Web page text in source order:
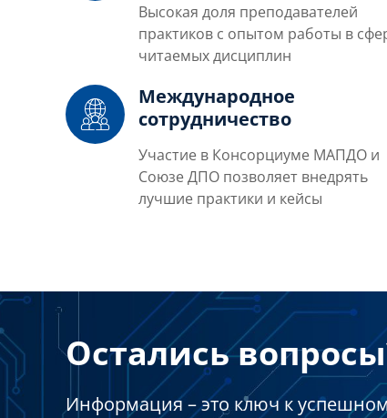
Высокая доля преподавателей
практиков с опытом работы в
читаемых дисциплин
Международное
сотрудничество
Участие в Консорциуме МАПДО и
Союзе ДПО позволяет внедрять
лучшие практики и кейсы
Остались
Информация – это ключ к